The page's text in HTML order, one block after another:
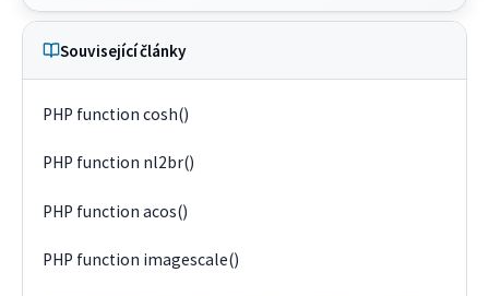
Související články
PHP function cosh()
PHP function nl2br()
PHP function acos()
PHP function imagescale()